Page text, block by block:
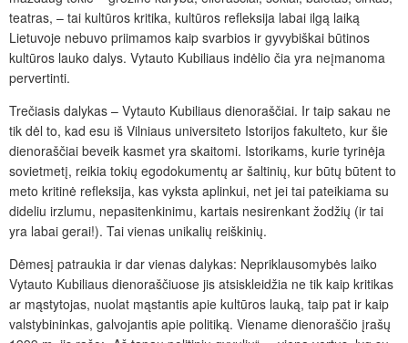
teatras, – tai kultūros kritika, kultūros refleksija labai ilgą laiką
Lietuvoje nebuvo priimamos kaip svarbios ir gyvybiškai būtinos
kultūros lauko dalys. Vytauto Kubiliaus indėlio čia yra neįmanoma
pervertinti.
Trečiasis dalykas – Vytauto Kubiliaus dienoraščiai. Ir taip sakau ne
tik dėl to, kad esu iš Vilniaus universiteto Istorijos fakulteto, kur šie
dienoraščiai beveik kasmet yra skaitomi. Istorikams, kurie tyrinėja
sovietmetį, reikia tokių egodokumentų ar šaltinių, kur būtų būtent to
meto kritinė refleksija, kas vyksta aplinkui, net jei tai pateikiama su
dideliu irzlumu, nepasitenkinimu, kartais nesirenkant žodžių (ir tai
yra labai gerai!). Tai vienas unikalių reiškinių.
Dėmesį patraukia ir dar vienas dalykas: Nepriklausomybės laiko
Vytauto Kubiliaus dienoraščiuose jis atsiskleidžia ne tik kaip kritikas
ar mąstytojas, nuolat mąstantis apie kultūros lauką, taip pat ir kaip
valstybininkas, galvojantis apie politiką. Viename dienoraščio įrašų